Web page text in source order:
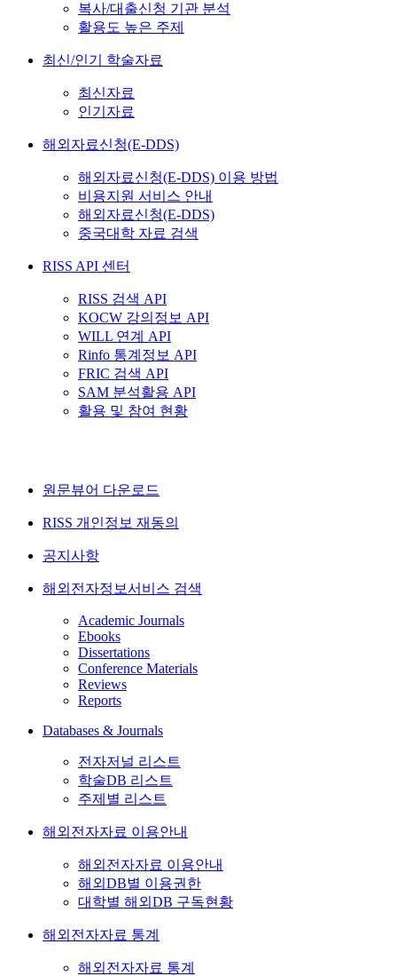
복사/대출신청 기관 분석
활용도 높은 주제
최신/인기 학술자료
최신자료
인기자료
해외자료신청(E-DDS)
해외자료신청(E-DDS) 이용 방법
비용지원 서비스 안내
해외자료신청(E-DDS)
중국대학 자료 검색
RISS API 센터
RISS 검색 API
KOCW 강의정보 API
WILL 연계 API
Rinfo 통계정보 API
FRIC 검색 API
SAM 분석활용 API
활용 및 참여 현황
원문뷰어 다운로드
RISS 개인정보 재동의
공지사항
해외전자정보서비스 검색
Academic Journals
Ebooks
Dissertations
Conference Materials
Reviews
Reports
Databases & Journals
전자저널 리스트
학술DB 리스트
주제별 리스트
해외전자자료 이용안내
해외전자자료 이용안내
해외DB별 이용권한
대학별 해외DB 구독현황
해외전자자료 통계
해외전자자료 통계